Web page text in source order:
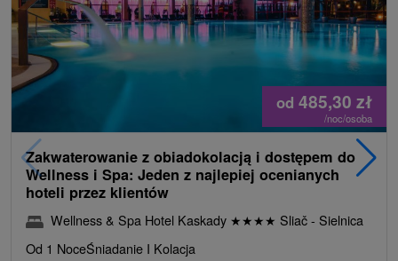
od 485,30 zł
/noc/osoba
Zakwaterowanie z obiadokolacją i dostępem do
Wellness i Spa: Jeden z najlepiej ocenianych
hoteli przez klientów
Wellness & Spa Hotel Kaskady ★★★★ Sliač - Sielnica
Od 1 NoceŚniadanie I Kolacja